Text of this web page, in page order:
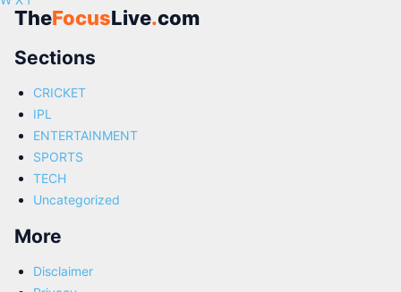
TheFocusLive.com
Sections
CRICKET
IPL
ENTERTAINMENT
SPORTS
TECH
Uncategorized
More
Disclaimer